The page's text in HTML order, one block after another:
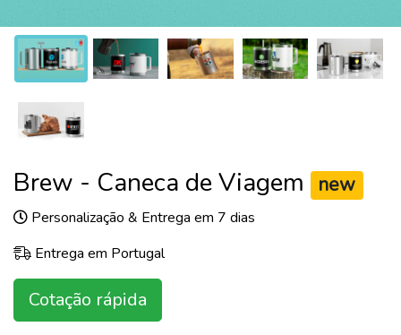
Brew - Caneca de Viagem new
Personalização & Entrega em 7 dias
Entrega em Portugal
Cotação rápida